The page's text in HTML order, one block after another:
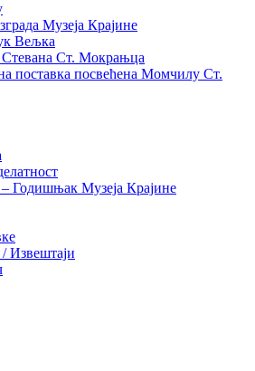
Музеја Крајине
Вељка
Стевана Ст. Мокрањца
поставка посвећена Момчилу Ст.
Годишњак Музеја Крајине
Извештаји